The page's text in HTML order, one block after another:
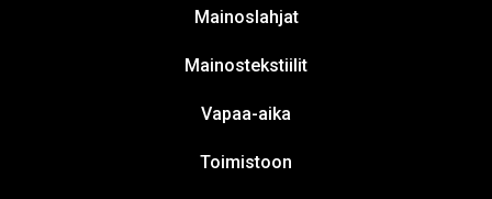
Mainoslahjat
Mainostekstiilit
Vapaa-aika
Toimistoon